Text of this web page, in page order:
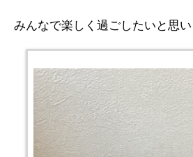
みんなで楽しく過ごしたいと思